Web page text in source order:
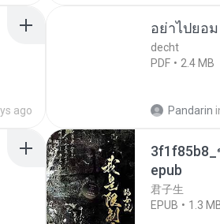
ago
อย่าไปยอม
decht
PDF
2.4 MB
Pandarin
epub
君子生
EPUB
1.3